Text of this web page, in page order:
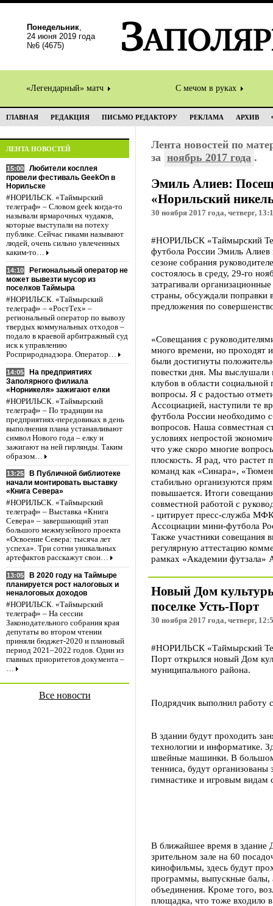
Понедельник,
24 июня 2019 года
№6 (4675)
«Легендарный» матч С мечом в руках
ГЛАВНАЯ РЕДАКЦИЯ ПИСЬМО РЕДАКТОРУ РЕКЛАМА АРХИВ
ЛЕНТА НОВОСТЕЙ
15:00
Любители косплея
провели фестиваль GeekOn в
Норильске
#НОРИЛЬСК. «Таймырский
телеграф» – Словом geek когда-то
называли ярмарочных чудаков,
которые выступали на потеху
публике. Сейчас гиками называют
людей, очень сильно увлеченных
каким-то…
14:10
Региональный оператор не
может вывезти мусор из
поселков Таймыра
#НОРИЛЬСК. «Таймырский
телеграф» – «РостТех» –
региональный оператор по вывозу
твердых коммунальных отходов –
подало в краевой арбитражный суд
иск к управлению
Росприроднадзора. Оператор…
14:05
На предприятиях
Заполярного филиала
«Норникеля» зажигают елки
#НОРИЛЬСК. «Таймырский
телеграф» – По традиции на
предприятиях-передовиках в день
выполнения плана устанавливают
символ Нового года – елку и
зажигают на ней гирлянды. Таким
образом…
13:25
В Публичной библиотеке
начали монтировать выставку
«Книга Севера»
#НОРИЛЬСК. «Таймырский
телеграф» – Выставка «Книга
Севера» – завершающий этап
большого межмузейного проекта
«Освоение Севера: тысяча лет
успеха». Три сотни уникальных
артефактов расскажут свои…
13:05
В 2020 году на Таймыре
планируется рост налоговых и
неналоговых доходов
#НОРИЛЬСК. «Таймырский
телеграф» – На сессии
Законодательного собрания края
депутаты во втором чтении
приняли бюджет-2020 и плановый
период 2021–2022 годов. Один из
главных приоритетов документа –
…
Все новости
Лента новостей по
за ноябрь 2017 года .
Эмиль Алиев:
«Норильский
30 ноября 2017 года, четверг,
#НОРИЛЬСК «Таймырский
футбола России Эмиль Алиев
сезоне собрания
состоялось в среду, 29-го
затрагивали
страны, обсуждали поправки
предложения по
«Совещания с
много времени, но проходят
были достигнуты
повестки дня. Мы выслушали
клубов в области
вопросы. Я с радостью
Ассоциацией, наступили те
футбола России необходимо
вопросов. Наша совместная
условиях непростой
что уже скоро многие
плоскость. Я рад, что растет
команд как «Синара»,
стабильно организуются
повышается. Итоги
совместной работой с
- цитирует пресс-служба
Ассоциации мини-футбола
Также участники совещания
регулярную аттестацию
рамках «Академии
Новый Дом
поселке Усть-Порт
30 ноября 2017 года, четверг,
#НОРИЛЬСК «Таймырский
Порт открылся новый Дом
муниципального района.
Подрядчик выполнил работу
В здании будут проходить
технологии и информатике.
швейные машинки. В большом
тенниса, будут организованы
гимнастике и игровым видам
В ближайшее время в здание
зрительном зале на 60
кинофильмы, здесь будут
программы, выпускные балы,
объединения. Кроме того,
площадка, что тоже входило